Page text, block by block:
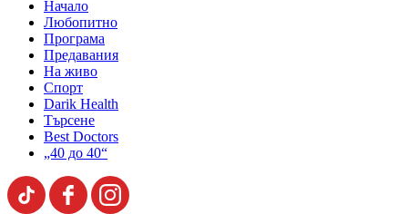
Начало
Любопитно
Програма
Предавания
На живо
Спорт
Darik Health
Търсене
Best Doctors
„40 до 40“